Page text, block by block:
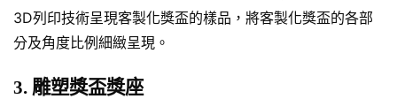
3D列印技術呈現客製化獎盃的樣品，將客製化獎盃的各部
分及角度比例細緻呈現。
3. 雕塑獎盃獎座